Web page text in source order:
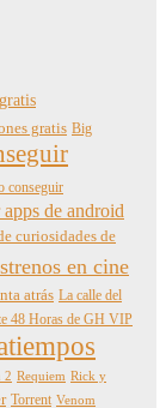
gratis Big
conseguir
de android
curiosidades de
en cine
atrás La calle del
48 Horas de GH VIP
2 Requiem Rick y
Torrent Venom